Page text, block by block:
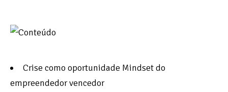
Crise como oportunidade Mindset do
empreendedor vencedor